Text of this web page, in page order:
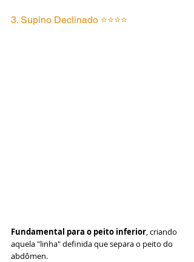
3. Supino Declinado ⭐⭐⭐⭐
Fundamental para o peito inferior, criando
aquela "linha" definida que separa o peito do
abdômen.